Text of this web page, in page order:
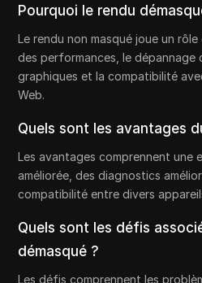
Pourquoi le rendu
Le rendu non masqué joue un
des performances, le dépannage
graphiques et la compatibilité
Web.
Quels sont les avantages
Les avantages comprennent une
améliorée, des diagnostics
compatibilité entre divers
Quels sont les défis
démasqué ?
Les défis comprennent les